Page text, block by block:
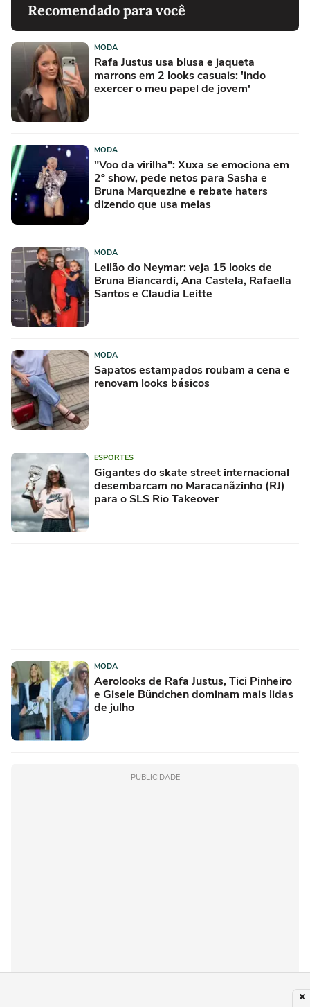
Recomendado para você
MODA
Rafa Justus usa blusa e jaqueta
marrons em 2 looks casuais: 'indo
exercer o meu papel de jovem'
MODA
"Voo da virilha": Xuxa se emociona em
2º show, pede netos para Sasha e
Bruna Marquezine e rebate haters
dizendo que usa meias
MODA
Leilão do Neymar: veja 15 looks de
Bruna Biancardi, Ana Castela, Rafaella
Santos e Claudia Leitte
MODA
Sapatos estampados roubam a cena e
renovam looks básicos
ESPORTES
Gigantes do skate street internacional
desembarcam no Maracanãzinho (RJ)
para o SLS Rio Takeover
MODA
Aerolooks de Rafa Justus, Tici Pinheiro
e Gisele Bündchen dominam mais lidas
de julho
PUBLICIDADE